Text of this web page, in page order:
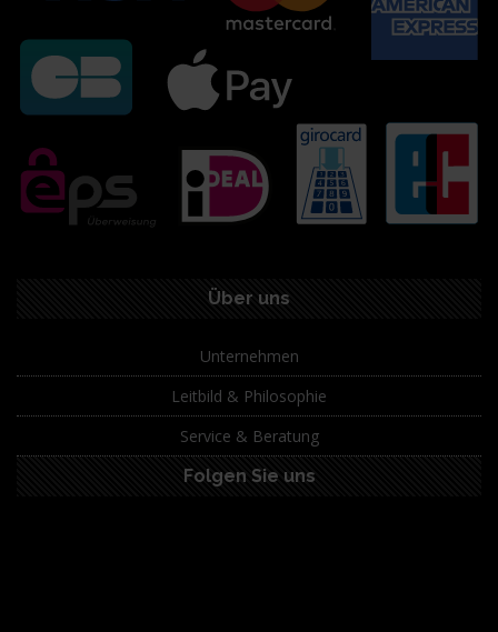
Über uns
Unternehmen
Leitbild & Philosophie
Service & Beratung
Folgen Sie uns